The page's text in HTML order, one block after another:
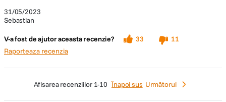
31/05/2023
Sebastian
V-a fost de ajutor aceasta recenzie? 33
11
Raporteaza recenzia
afisarea recenziilor 1-10 Înapoi sus Următorul